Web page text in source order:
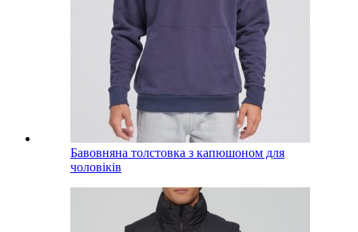
Бавовняна толстовка з капюшоном для
чоловіків